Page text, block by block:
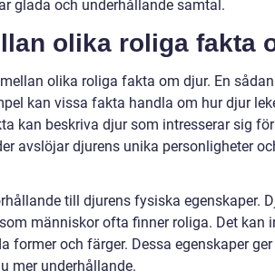
glada och underhållande samtal.
olika roliga fakta
olika roliga fakta om djur. En
kan vissa fakta handla om hur djur
kan beskriva djur som intresserar sig
avslöjar djurens unika personligheter
till djurens fysiska egenskaper.
människor ofta finner roliga. Det kan
former och färger. Dessa egenskaper
mer underhållande.